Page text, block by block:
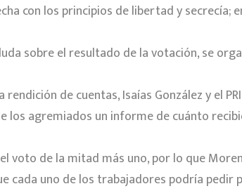
con los principios de libertad y secrecía;
sobre el resultado de la votación, se
de cuentas, Isaías González y el
agremiados un informe de cuánto
voto de la mitad más uno, por lo que
cada uno de los trabajadores podría pedir